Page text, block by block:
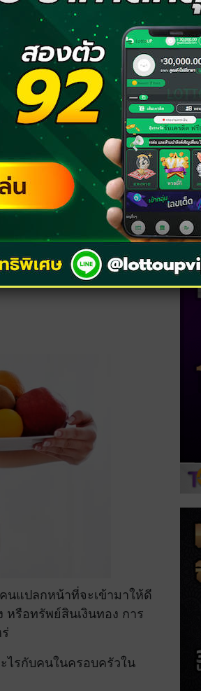
ลาส่วนตัวอยู่กับคนรักของ
ด้รับโชคลาภเข้ามาอย่าง
ดชอบงานใหญ่ ๆ จะนำมา
กำลังไปได้ดี
ารใช้จ่ายไปกำเรื่องที่ไม่
มสัมพันธ์ของคุณต้อง
ให้ดี
นแปลกหน้าที่จะเข้ามาให้ดี
หรือทรัพย์สินเงินทอง การ
ไรกับคนในครอบครัวใน